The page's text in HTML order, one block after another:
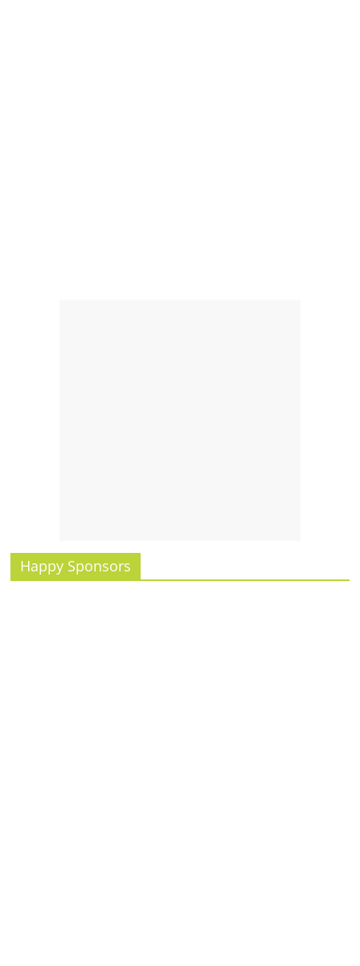
Happy Sponsors